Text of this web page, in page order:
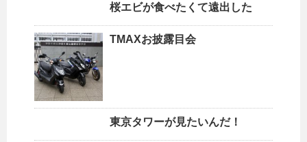
桜エビが食べたくて遠出した
TMAXお披露目会
東京タワーが見たいんだ！